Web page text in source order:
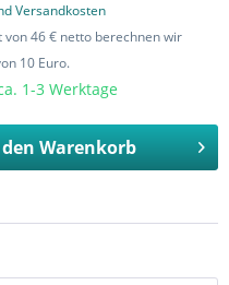
Versandkosten
46 € netto berechnen wir
10 Euro.
1-3 Werktage
Warenkorb